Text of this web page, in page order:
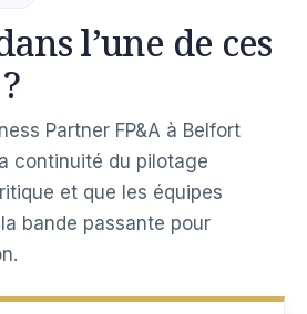
l’une de ces
Partner FP&A à Belfort
continuité du pilotage
et que les équipes
bande passante pour